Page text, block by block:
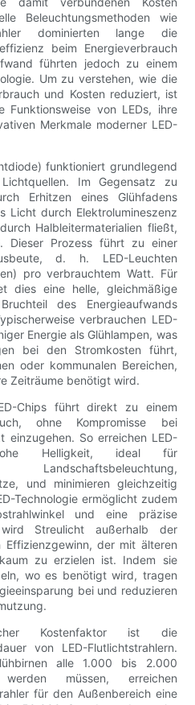
Beleuchtungsmethoden wie
dominierten lange die
beim Energieverbrauch
führten jedoch zu einem
Um zu verstehen, wie die
und Kosten reduziert, ist
von LEDs, ihre
Merkmale moderner LED-
funktioniert grundlegend
Im Gegensatz zu
Erhitzen eines Glühfadens
Licht durch Elektrolumineszenz
Halbleitermaterialien fließt,
Dieser Prozess führt zu einer
d. h. LED-Leuchten
pro verbrauchtem Watt. Für
dies eine helle, gleichmäßige
des Energieaufwands
verbrauchen LED-
Energie als Glühlampen, was
bei den Stromkosten führt,
oder kommunalen Bereichen,
Zeiträume benötigt wird.
Chips führt direkt zu einem
ohne Kompromisse bei
einzugehen. So erreichen LED-
Helligkeit, ideal für
Landschaftsbeleuchtung,
und minimieren gleichzeitig
Technologie ermöglicht zudem
und eine präzise
Streulicht außerhalb der
der mit älteren
zu erzielen ist. Indem sie
wo es benötigt wird, tragen
bei und reduzieren
Kostenfaktor ist die
von LED-Flutlichtstrahlern.
alle 1.000 bis 2.000
müssen, erreichen
für den Außenbereich eine